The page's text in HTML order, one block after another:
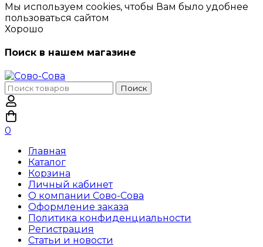
Мы используем cookies, чтобы Вам было удобнее
пользоваться сайтом
Хорошо
Поиск в нашем магазине
Поиск
по:
Поиск
0
Главная
Каталог
Корзина
Личный кабинет
О компании Сово-Сова
Оформление заказа
Политика конфиденциальности
Регистрация
Статьи и новости